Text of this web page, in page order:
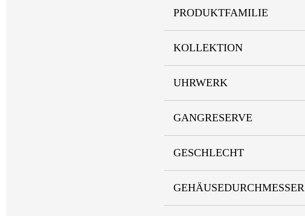
PRODUKTFAMILIE
KOLLEKTION
UHRWERK
GANGRESERVE
GESCHLECHT
GEHÄUSEDURCHMESSER